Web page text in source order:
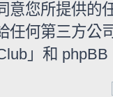
意您所提供的
任何第三方公
」和